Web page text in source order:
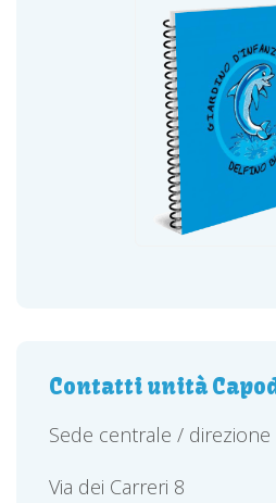
Contatti unità
Sede centrale / direzione
Via dei Carreri 8